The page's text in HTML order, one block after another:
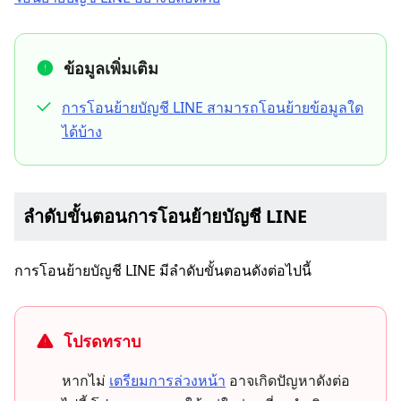
ข้อมูลเพิ่มเติม
การโอนย้ายบัญชี LINE สามารถโอนย้ายข้อมูลใด
ได้บ้าง
ลำดับขั้นตอนการโอนย้ายบัญชี LINE
การโอนย้ายบัญชี LINE มีลำดับขั้นตอนดังต่อไปนี้
โปรดทราบ
หากไม่ เตรียมการล่วงหน้า อาจเกิดปัญหาดังต่อ